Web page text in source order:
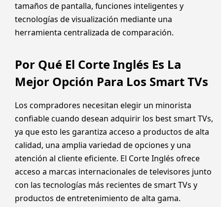
tamaños de pantalla, funciones inteligentes y
tecnologías de visualización mediante una
herramienta centralizada de comparación.
Por Qué El Corte Inglés Es La
Mejor Opción Para Los Smart TVs
Los compradores necesitan elegir un minorista
confiable cuando desean adquirir los best smart TVs,
ya que esto les garantiza acceso a productos de alta
calidad, una amplia variedad de opciones y una
atención al cliente eficiente. El Corte Inglés ofrece
acceso a marcas internacionales de televisores junto
con las tecnologías más recientes de smart TVs y
productos de entretenimiento de alta gama.